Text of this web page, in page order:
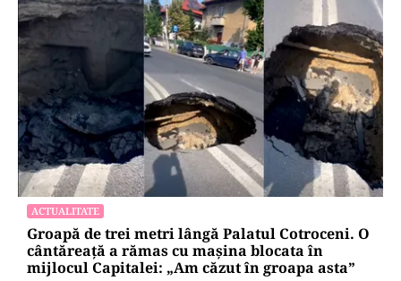
ACTUALITATE
Groapă de trei metri lângă Palatul Cotroceni. O
cântăreață a rămas cu mașina blocata în
mijlocul Capitalei: „Am căzut în groapa asta”